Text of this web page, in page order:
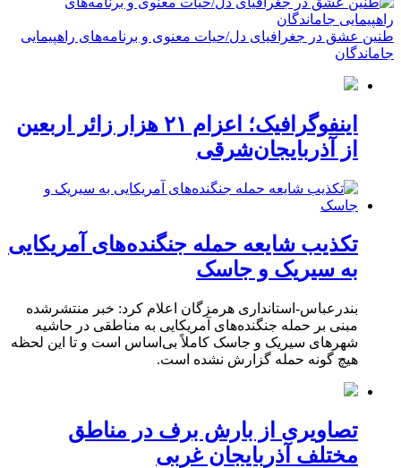
طنین عشق در جغرافیای دل/حیات معنوی و برنامه‌های راهپیمایی
جاماندگان
اینفوگرافیک؛ اعزام ۲۱ هزار زائر اربعین
از آذربایجان‌شرقی
تکذیب شایعه حمله جنگنده‌های آمریکایی
به سیریک و جاسک
بندرعباس-استانداری هرمزگان اعلام کرد: خبر منتشرشده
مبنی بر حمله جنگنده‌های آمریکایی به مناطقی در حاشیه
شهرهای سیریک و جاسک کاملاً بی‌اساس است و تا این لحظه
هیچ گونه حمله گزارش نشده است.
تصاویری از بارش برف در مناطق
مختلف آذربایجان غربی